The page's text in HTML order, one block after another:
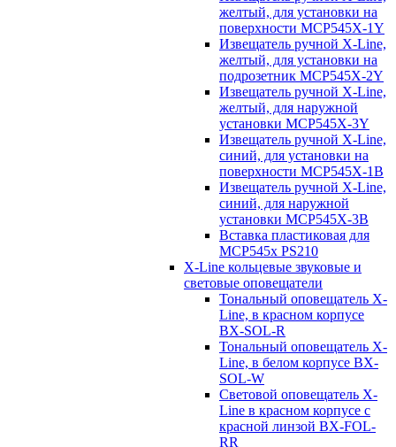
желтый, для установки на
поверхности MCP545X-1Y
Извещатель ручной X-Line,
желтый, для установки на
подрозетник MCP545X-2Y
Извещатель ручной X-Line,
желтый, для наружной
установки MCP545X-3Y
Извещатель ручной X-Line,
синий, для установки на
поверхности MCP545X-1B
Извещатель ручной X-Line,
синий, для наружной
установки MCP545X-3B
Вставка пластиковая для
MCP545х PS210
X-Line кольцевые звуковые и
световые оповещатели
Тональный оповещатель X-
Line, в красном корпусе
BX-SOL-R
Тональный оповещатель X-
Line, в белом корпусе BX-
SOL-W
Световой оповещатель X-
Line в красном корпусе с
красной линзой BX-FOL-
RR